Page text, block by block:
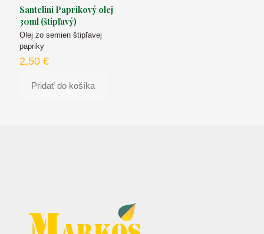
Santelini Paprikový olej
30ml (štipľavý)
Olej zo semien štipľavej
papriky
2,50 €
Pridať do košíka